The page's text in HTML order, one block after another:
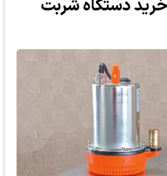
دستگاه شربت